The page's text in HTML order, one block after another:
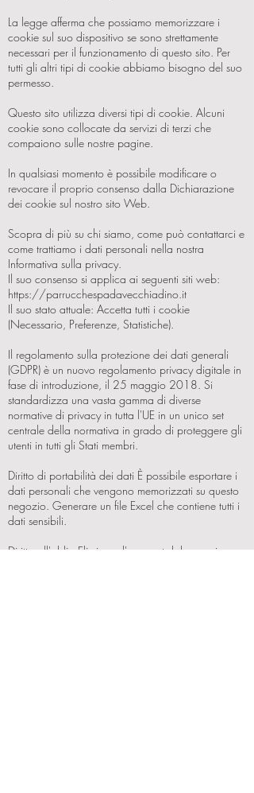
La legge afferma che possiamo memorizzare i
cookie sul suo dispositivo se sono strettamente
necessari per il funzionamento di questo sito. Per
tutti gli altri tipi di cookie abbiamo bisogno del suo
permesso.
Questo sito utilizza diversi tipi di cookie. Alcuni
cookie sono collocate da servizi di terzi che
compaiono sulle nostre pagine.
In qualsiasi momento è possibile modificare o
revocare il proprio consenso dalla Dichiarazione
dei cookie sul nostro sito Web.
Scopra di più su chi siamo, come può contattarci e
come trattiamo i dati personali nella nostra
Informativa sulla privacy.
Il suo consenso si applica ai seguenti siti web:
https://parrucchespadavecchiadino.it
Il suo stato attuale: Accetta tutti i cookie
(Necessario, Preferenze, Statistiche).
Il regolamento sulla protezione dei dati generali
(GDPR) è un nuovo regolamento privacy digitale in
fase di introduzione, il 25 maggio 2018. Si
standardizza una vasta gamma di diverse
normative di privacy in tutta l'UE in un unico set
centrale della normativa in grado di proteggere gli
utenti in tutti gli Stati membri.
Diritto di portabilità dei dati È possibile esportare i
dati personali che vengono memorizzati su questo
negozio. Generare un file Excel che contiene tutti i
dati sensibili.
Diritto all'oblio Eliminare l'account dal negozio